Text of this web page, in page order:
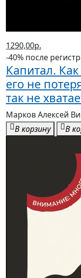
1290,00р.
-40% после
Капитал.
его не
так не
Марков Алексей
В корзину
В